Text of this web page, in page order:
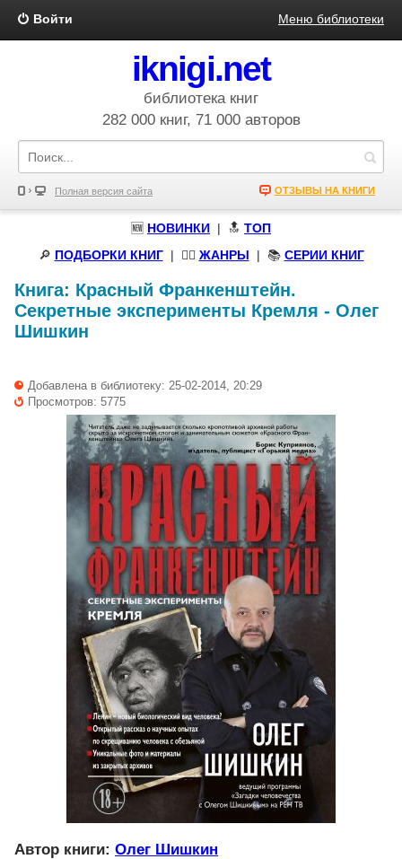
Войти Меню библиотеки
iknigi.net
библиотека книг
282 000 книг, 71 000 авторов
Полная версия сайта ОТЗЫВЫ НА КНИГИ
🆕 НОВИНКИ | 🔝 ТОП
🔎 ПОДБОРКИ КНИГ| 🧝‍♀️ ЖАНРЫ | 📚 СЕРИИ КНИГ
Книга: Красный Франкенштейн.
Секретные эксперименты Кремля - Олег
Шишкин
Добавлена в библиотеку: 25-02-2014, 20:29
Просмотров: 5775
Автор книги: Олег Шишкин